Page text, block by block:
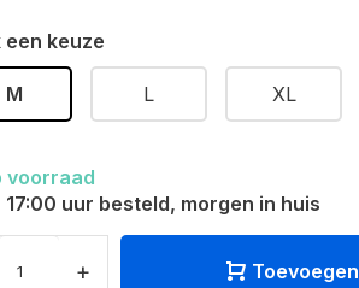
een keuze
M L XL
voorraad
17:00 uur besteld, morgen in huis
+ Toevoegen